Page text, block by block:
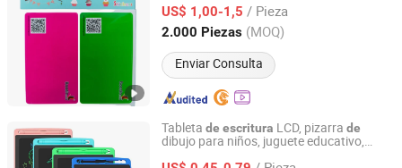
US$ 1,00-1,5 / Pieza
2.000 Piezas (MOQ)
Enviar Consulta
Guangdong, China Desde 2025
Tableta de escritura LCD, pizarra de
dibujo para niños, juguete educativo,
Ningbo Gusta Stationery Co., Ltd.